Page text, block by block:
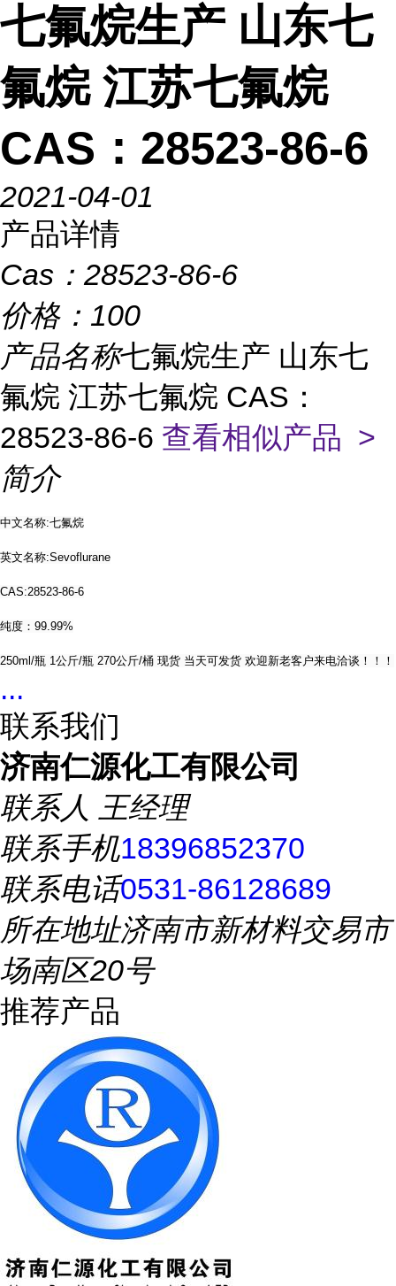
七氟烷生产 山东七
氟烷 江苏七氟烷
CAS：28523-86-6
2021-04-01
产品详情
Cas： 28523-86-6
价格： 100
产品名称七氟烷生产 山东七
氟烷 江苏七氟烷 CAS：
28523-86-6 查看相似产品 >
简介
中文名称:七氟烷
英文名称:Sevoflurane
CAS:28523-86-6
纯度：99.99%
250ml/瓶 1公斤/瓶 270公斤/桶 现货 当天可发货 欢迎新老客户来电洽谈！！！
...
联系我们
济南仁源化工有限公司
联系人 王经理
联系手机18396852370
联系电话0531-86128689
所在地址济南市新材料交易市
场南区20号
推荐产品